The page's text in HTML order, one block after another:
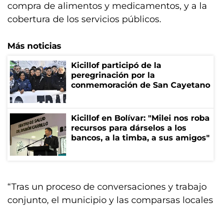
compra de alimentos y medicamentos, y a la
cobertura de los servicios públicos.
Más noticias
Kicillof participó de la
peregrinación por la
conmemoración de San Cayetano
Kicillof en Bolívar: "Milei nos roba
recursos para dárselos a los
bancos, a la timba, a sus amigos"
“Tras un proceso de conversaciones y trabajo
conjunto, el municipio y las comparsas locales